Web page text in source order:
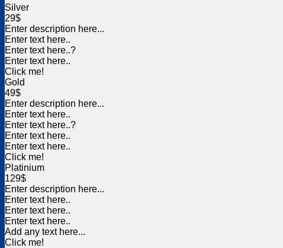
Silver
29$
Enter description here...
Enter text here..
Enter text here..?
Enter text here..
Click me!
Gold
49$
Enter description here...
Enter text here..
Enter text here..?
Enter text here..
Enter text here..
Click me!
Platinium
129$
Enter description here...
Enter text here..
Enter text here..
Enter text here..
Add any text here...
Click me!